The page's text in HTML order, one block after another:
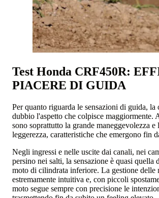
Test Honda CRF450R:
PIACERE DI GUIDA
Per quanto riguarda le sensazioni di guida, la
dubbio l'aspetto che colpisce maggiormente.
sono soprattutto la grande maneggevolezza e
leggerezza, caratteristiche che emergono fin
Negli ingressi e nelle uscite dai canali, nei
persino nei salti, la sensazione è quasi quella
moto di cilindrata inferiore. La gestione delle
estremamente intuitiva e, con piccoli
moto segue sempre con precisione le